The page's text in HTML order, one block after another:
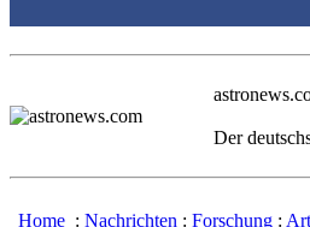
Der
Home : Nachrichten : Forschung :